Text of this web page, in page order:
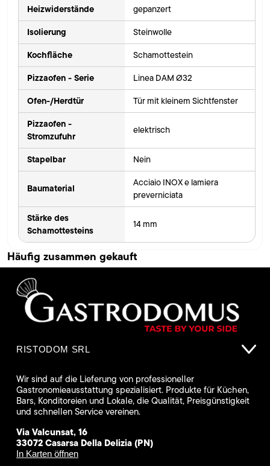
Heizwiderstände gepanzert
Isolierung Steinwolle
Kochfläche Schamottestein
Pizzaofen - Serie Linea DAM Ø32
Ofen-/Herdtür Tür mit kleinem Sichtfenster
Pizzaofen -
Stromzufuhr
elektrisch
Stapelbar Nein
Baumaterial
Acciaio INOX e lamiera
preverniciata
Stärke des
Schamottesteins
14 mm
Häufig zusammen gekauft
RISTODOM SRL
Wir sind auf die Lieferung von professioneller
Gastronomieausstattung spezialisiert. Produkte für Küchen,
Bars, Konditoreien und Lokale, die Qualität, Preisgünstigkeit
und schnellen Service vereinen.
Via Valcunsat, 16
33072 Casarsa Della Delizia (PN)
In Karten öffnen